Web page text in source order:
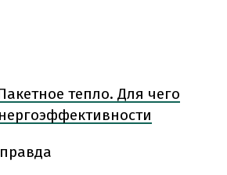
тепло. Для чего